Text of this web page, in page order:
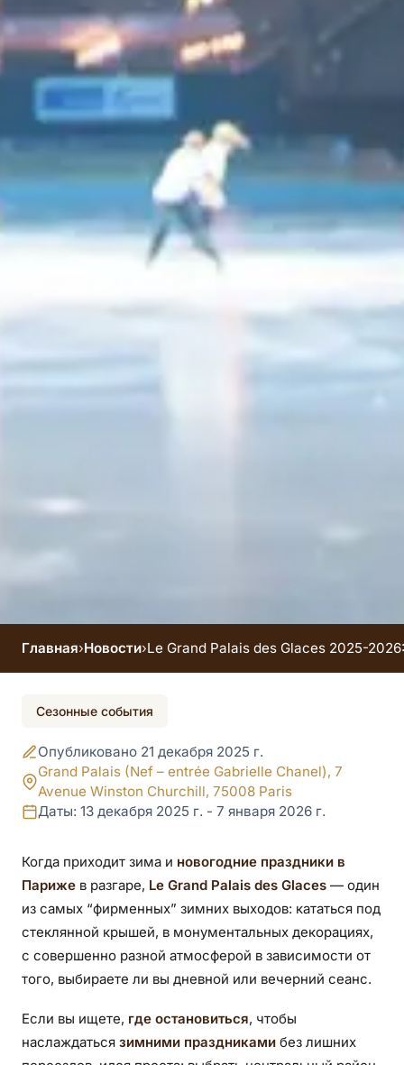
Le Grand Palais des
Glaces 2025-2026:
каток под
стеклянной
крышей Гран-Пале
Главная›Новости›Le Grand Palais des Glaces 2025-
Сезонные события
Опубликовано 21 декабря 2025 г.
Grand Palais (Nef – entrée Gabrielle Chanel), 7
Avenue Winston Churchill, 75008 Paris
Даты: 13 декабря 2025 г. - 7 января 2026 г.
Когда приходит зима и новогодние праздники в
Париже в разгаре, Le Grand Palais des Glaces — один
из самых “фирменных” зимних выходов: кататься под
стеклянной крышей, в монументальных декорациях,
с совершенно разной атмосферой в зависимости от
того, выбираете ли вы дневной или вечерний сеанс.
Если вы ищете, где остановиться, чтобы
наслаждаться зимними праздниками без лишних